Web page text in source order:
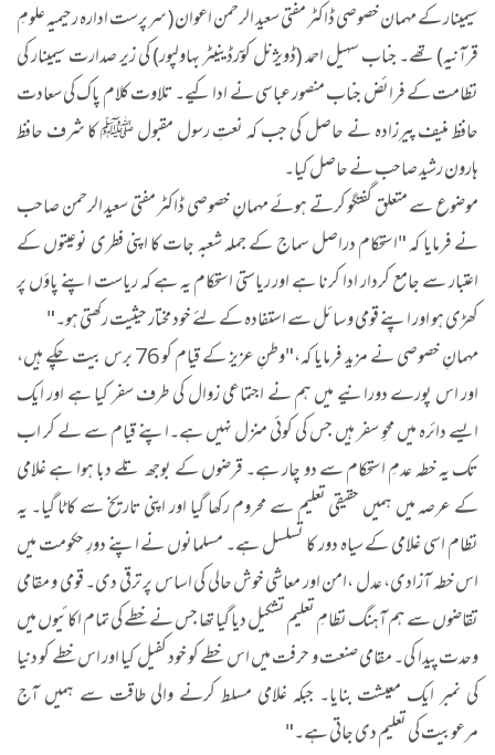
سیمینار کے مہمان خصوصی ڈاکٹر مفتی سعید الرحمن اعوان( سرپرست ادارہ رحیمیہ علومِ
قرآنیہ) تھے۔ جناب سہیل احمد (ڈویژنل کوۤرڈینیٹر بہاولپور) کی زیر صدارت سیمینار کی
نظامت کے فرائض جناب منصور عباسی نے ادا کیے۔ تلاوت کلام پاک کی سعادت
حافظ منیف پیرزادہ نے حاصل کی جب کہ نعتِ رسول مقبول ﷺ کا شرف حافظ
ہارون رشید صاحب نے حاصل کیا۔
موضوع سے متعلق گفتگو کرتے ہوئے مہمانِ خصوصی ڈاکٹر مفتی سعید الرحمن صاحب
نے فرمایا کہ "استحکام دراصل سماج کے جملہ شعبہ جات کا اپنی فطری نوعیتوں کے
اعتبار سے جامع کردار ادا کرنا ہے اور ریاستی استحکام یہ ہے کہ ریاست اپنے پاؤں پر
کھڑی ہو اور اپنے قومی وسائل سے استفادہ کے لئے خود مختار حیثیت رکھتی ہو۔"
مہمانِ خصوصی نے مزید فرمایا کہ،"وطنِ عزیز کے قیام کو 76 برس بیت چکے ہیں،
اور اس پورے دورانیے میں ہم نے اجتماعی زوال کی طرف سفر کیا ہے اور ایک
ایسے دائرہ میں محوِ سفر ہیں جس کی کوئی منزل نہیں ہے۔اپنے قیام سے لے کر اب
تک یہ خطہ عدمِ استحکام سے دو چار ہے۔ قرضوں کے بوجھ تلے دبا ہوا ہے غلامی
کے عرصہ میں ہمیں حقیقی تعلیم سے محروم رکھا گیا اور اپنی تاریخ سے کاٹا گیا۔ یہ
نظام اسی غلامی کے سیاہ دور کا تسلسل ہے۔ مسلمانوں نے اپنے دورِ حکومت میں
اس خطہ آزادی، عدل ،امن اور معاشی خوش حالی کی اساس پر ترقی دی۔ قومی و مقامی
تقاضوں سے ہم آہنگ نظامِ تعلیم تشکیل دیا گیا تھا جس نے خطے کی تمام اکائیوں میں
وحدت پیدا کی۔ مقامی صنعت و حرفت میں اس خطے کو خود کفیل کیا اور اس خطے کو دنیا
کی نمبر ایک معیشت بنایا۔ جبکہ غلامی مسلط کرنے والی طاقت سے ہمیں آج
مرعوبیت کی تعلیم دی جاتی ہے۔"